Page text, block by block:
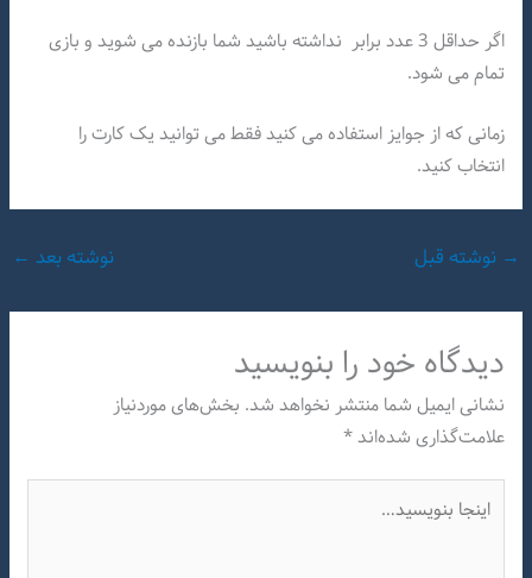
اگر حداقل 3 عدد برابر نداشته باشید شما بازنده می شوید و بازی
تمام می شود.
زمانی که از جوایز استفاده می کنید فقط می توانید یک کارت را
انتخاب کنید.
→ نوشته قبل نوشته بعد ←
دیدگاه‌ خود را بنویسید
نشانی ایمیل شما منتشر نخواهد شد. بخش‌های موردنیاز
علامت‌گذاری شده‌اند*
بنویسید…